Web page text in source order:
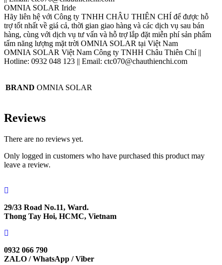
OMNIA SOLAR Iride
Hãy liên hệ với Công ty TNHH CHÂU THIÊN CHÍ để được hỗ
trợ tốt nhất về giá cả, thời gian giao hàng và các dịch vụ sau bán
hàng, cùng với dịch vụ tư vấn và hỗ trợ lắp đặt miễn phí sản phẩm
tấm năng lượng mặt trời OMNIA SOLAR tại Việt Nam
OMNIA SOLAR Việt Nam Công ty TNHH Châu Thiên Chí ||
Hotline: 0932 048 123 || Email: ctc070@chauthienchi.com
BRAND OMNIA SOLAR
Reviews
There are no reviews yet.
Only logged in customers who have purchased this product may
leave a review.
29/33 Road No.11, Ward.
Thong Tay Hoi, HCMC, Vietnam
0932 066 790
ZALO / WhatsApp / Viber